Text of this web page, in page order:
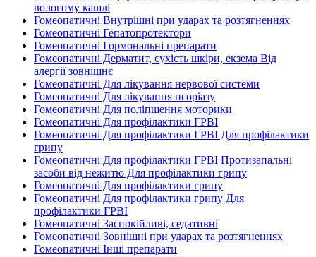
вологому кашлі
Гомеопатичні Внутрішні при ударах та розтягненнях
Гомеопатичні Гепатопротектори
Гомеопатичні Гормональні препарати
Гомеопатичні Дерматит, сухість шкіри, екзема Від
алергії зовнішнє
Гомеопатичні Для лікування нервової системи
Гомеопатичні Для лікування псоріазу
Гомеопатичні Для поліпшення моторики
Гомеопатичні Для профілактики ГРВІ
Гомеопатичні Для профілактики ГРВІ Для профілактики
грипу
Гомеопатичні Для профілактики ГРВІ Протизапальні
засоби від нежитю Для профілактики грипу
Гомеопатичні Для профілактики грипу
Гомеопатичні Для профілактики грипу Для
профілактики ГРВІ
Гомеопатичні Заспокійливі, седативні
Гомеопатичні Зовнішні при ударах та розтягненнях
Гомеопатичні Інші препарати